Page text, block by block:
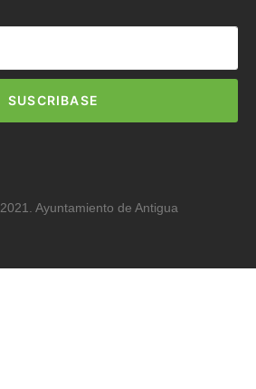
SUSCRIBASE
Ayuntamiento de Antigua